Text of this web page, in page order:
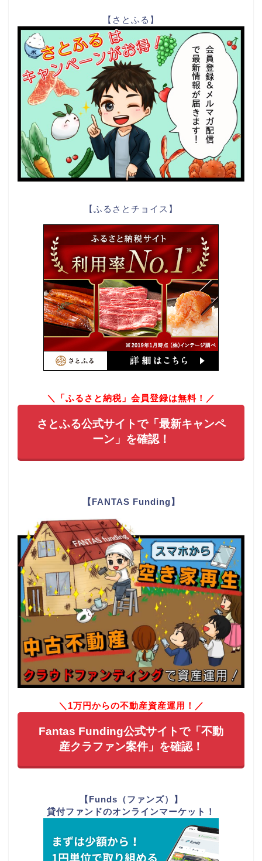
【さとふる】
【ふるさとチョイス】
＼「ふるさと納税」会員登録は無料！／
さとふる公式サイトで「最新キャンペ
ーン」を確認！
【FANTAS Funding】
＼1万円からの不動産資産運用！／
Fantas Funding公式サイトで「不動
産クラファン案件」を確認！
【Funds（ファンズ）】
貸付ファンドのオンラインマーケット！